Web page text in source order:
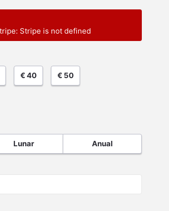
Stripe is not defined
€ 40 € 50
Lunar Anual